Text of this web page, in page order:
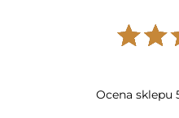
Ocena sklepu